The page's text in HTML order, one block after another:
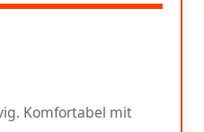
Komfortabel mit